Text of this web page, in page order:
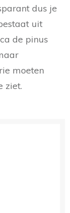
dus je
uit
de pinus
moeten
ziet.